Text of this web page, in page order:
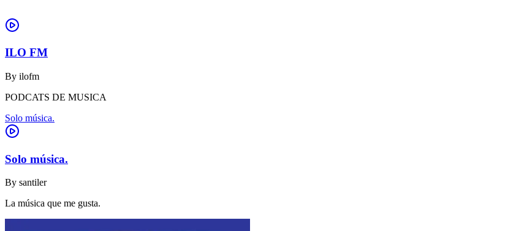
ILO FM
By ilofm
PODCATS DE MUSICA
Solo música.
Solo música.
By santiler
La música que me gusta.